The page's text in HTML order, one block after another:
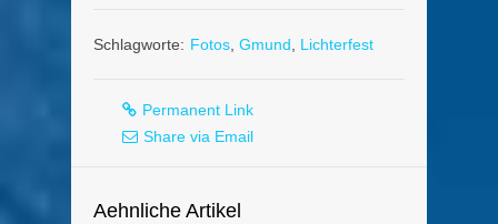
Schlagworte: Fotos Gmund Lichterfest
Permanent Link
Share via Email
Aehnliche Artikel